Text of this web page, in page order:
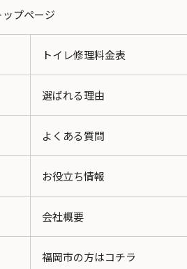
プページ
トイレ修理料金表
選ばれる理由
よくある質問
お役立ち情報
会社概要
福岡市の方はコチラ